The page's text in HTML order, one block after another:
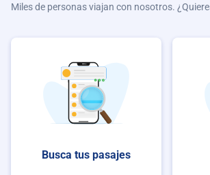
Miles de personas viajan con nosotros.
Busca tus pasajes